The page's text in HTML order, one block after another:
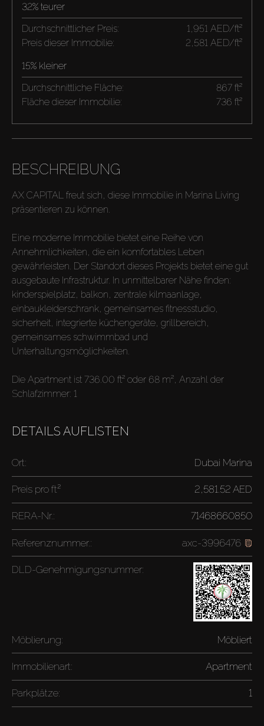
32% teurer
Durchschnittlicher Preis:
1,951 AED/ft²
Preis dieser Immobilie:
2,581 AED/ft²
15% kleiner
Durchschnittliche Fläche:
867 ft²
Fläche dieser Immobilie:
736 ft²
BESCHREIBUNG
AX CAPITAL freut sich, diese Immobilie in Marina Living
präsentieren zu können.
Eine moderne Immobilie bietet eine Reihe von
Annehmlichkeiten, die ein komfortables Leben
gewährleisten. Der Standort dieses Projekts bietet eine gut
ausgebaute Infrastruktur. In unmittelbarer Nähe finden:
kinderspielplatz, balkon, zentrale kilmaanlage,
einbaukleiderschrank, gemeinsames fitnessstudio,
sicherheit, integrierte küchengeräte, grillbereich,
gemeinsames schwimmbad und
Unterhaltungsmöglichkeiten.
Die Apartment ist 736.00 ft² oder 68 m², Anzahl der
Schlafzimmer: 1
DETAILS AUFLISTEN
Ort: Dubai Marina
Preis pro ft² 2,581.52 AED
RERA-Nr.: 71468660850
Referenznummer.: axc-3996476
DLD-Genehmigungsnummer:
Möblierung: Möbliert
Immobilienart: Apartment
Parkplätze: 1